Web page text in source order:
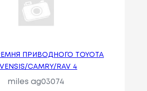
ПРИВОДНОГО TOYOTA
CAMRY/RAV 4
miles ag03074